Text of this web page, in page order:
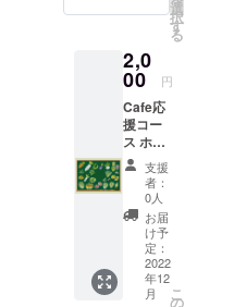
す。 と
みして
いただ
ける神
のよう
な
方々！
！ いつ
も貴重
なご支
援、お
言葉に
感謝い
たしま
す。 Ｃ
ａｆｅ
選
択
す
る
2,0
00 円
Cafe応
援コー
ス ホー
ムペー
ジにあ
なたの
お名前
を掲載
ホーム
ページ
（現在
作成依
支援
者：
0人
お届
け予
定：
2022
年12
月
こ
の